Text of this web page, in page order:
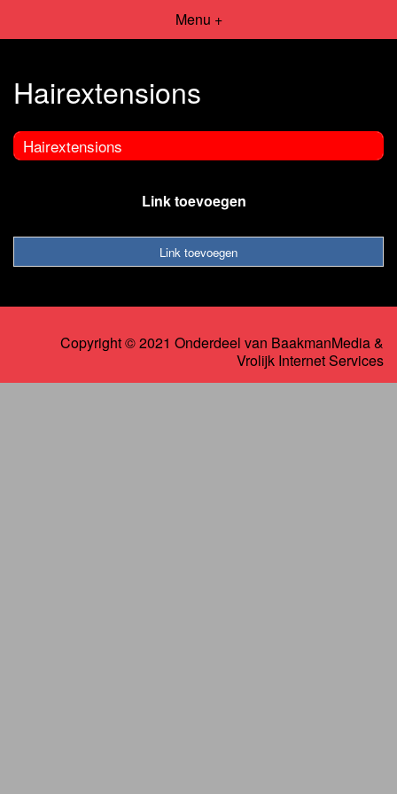
Menu +
Hairextensions
Hairextensions
Link toevoegen
Link toevoegen
Copyright © 2021 Onderdeel van BaakmanMedia&
Vrolijk Internet Services